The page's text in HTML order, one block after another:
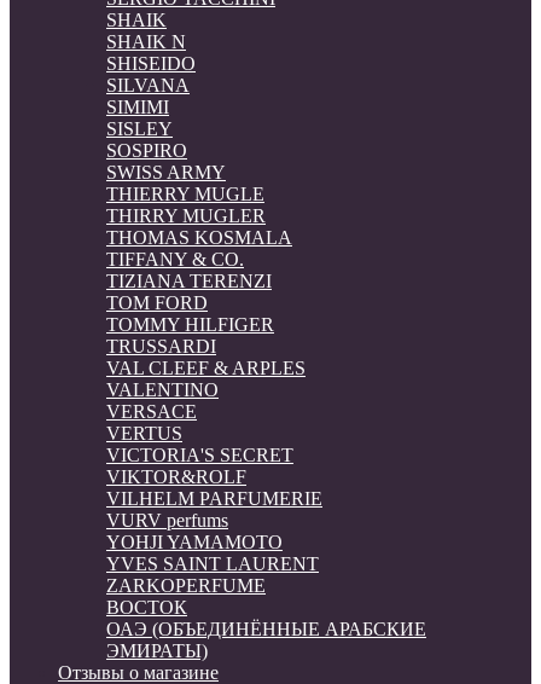
SHAIK
SHAIK N
SHISEIDO
SILVANA
SIMIMI
SISLEY
SOSPIRO
SWISS ARMY
THIERRY MUGLE
THIRRY MUGLER
THOMAS KOSMALA
TIFFANY & CO.
TIZIANA TERENZI
TOM FORD
TOMMY HILFIGER
TRUSSARDI
VAL CLEEF & ARPLES
VALENTINO
VERSACE
VERTUS
VICTORIA'S SECRET
VIKTOR&ROLF
VILHELM PARFUMERIE
VURV perfums
YOHJI YAMAMOTO
YVES SAINT LAURENT
ZARKOPERFUME
ВОСТОК
ОАЭ (ОБЪЕДИНЁННЫЕ АРАБСКИЕ
ЭМИРАТЫ)
Отзывы о магазине